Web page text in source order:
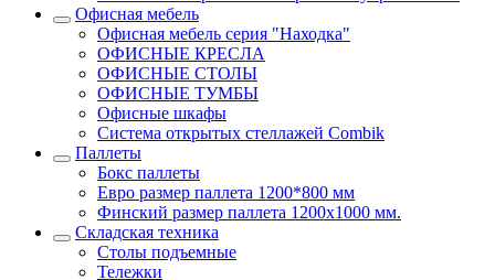
Офисная мебель
Офисная мебель серия "Находка"
ОФИСНЫЕ КРЕСЛА
ОФИСНЫЕ СТОЛЫ
ОФИСНЫЕ ТУМБЫ
Офисные шкафы
Система открытых стеллажей Combik
Паллеты
Бокс паллеты
Евро размер паллета 1200*800 мм
Финский размер паллета 1200х1000 мм.
Складская техника
Столы подъемные
Тележки